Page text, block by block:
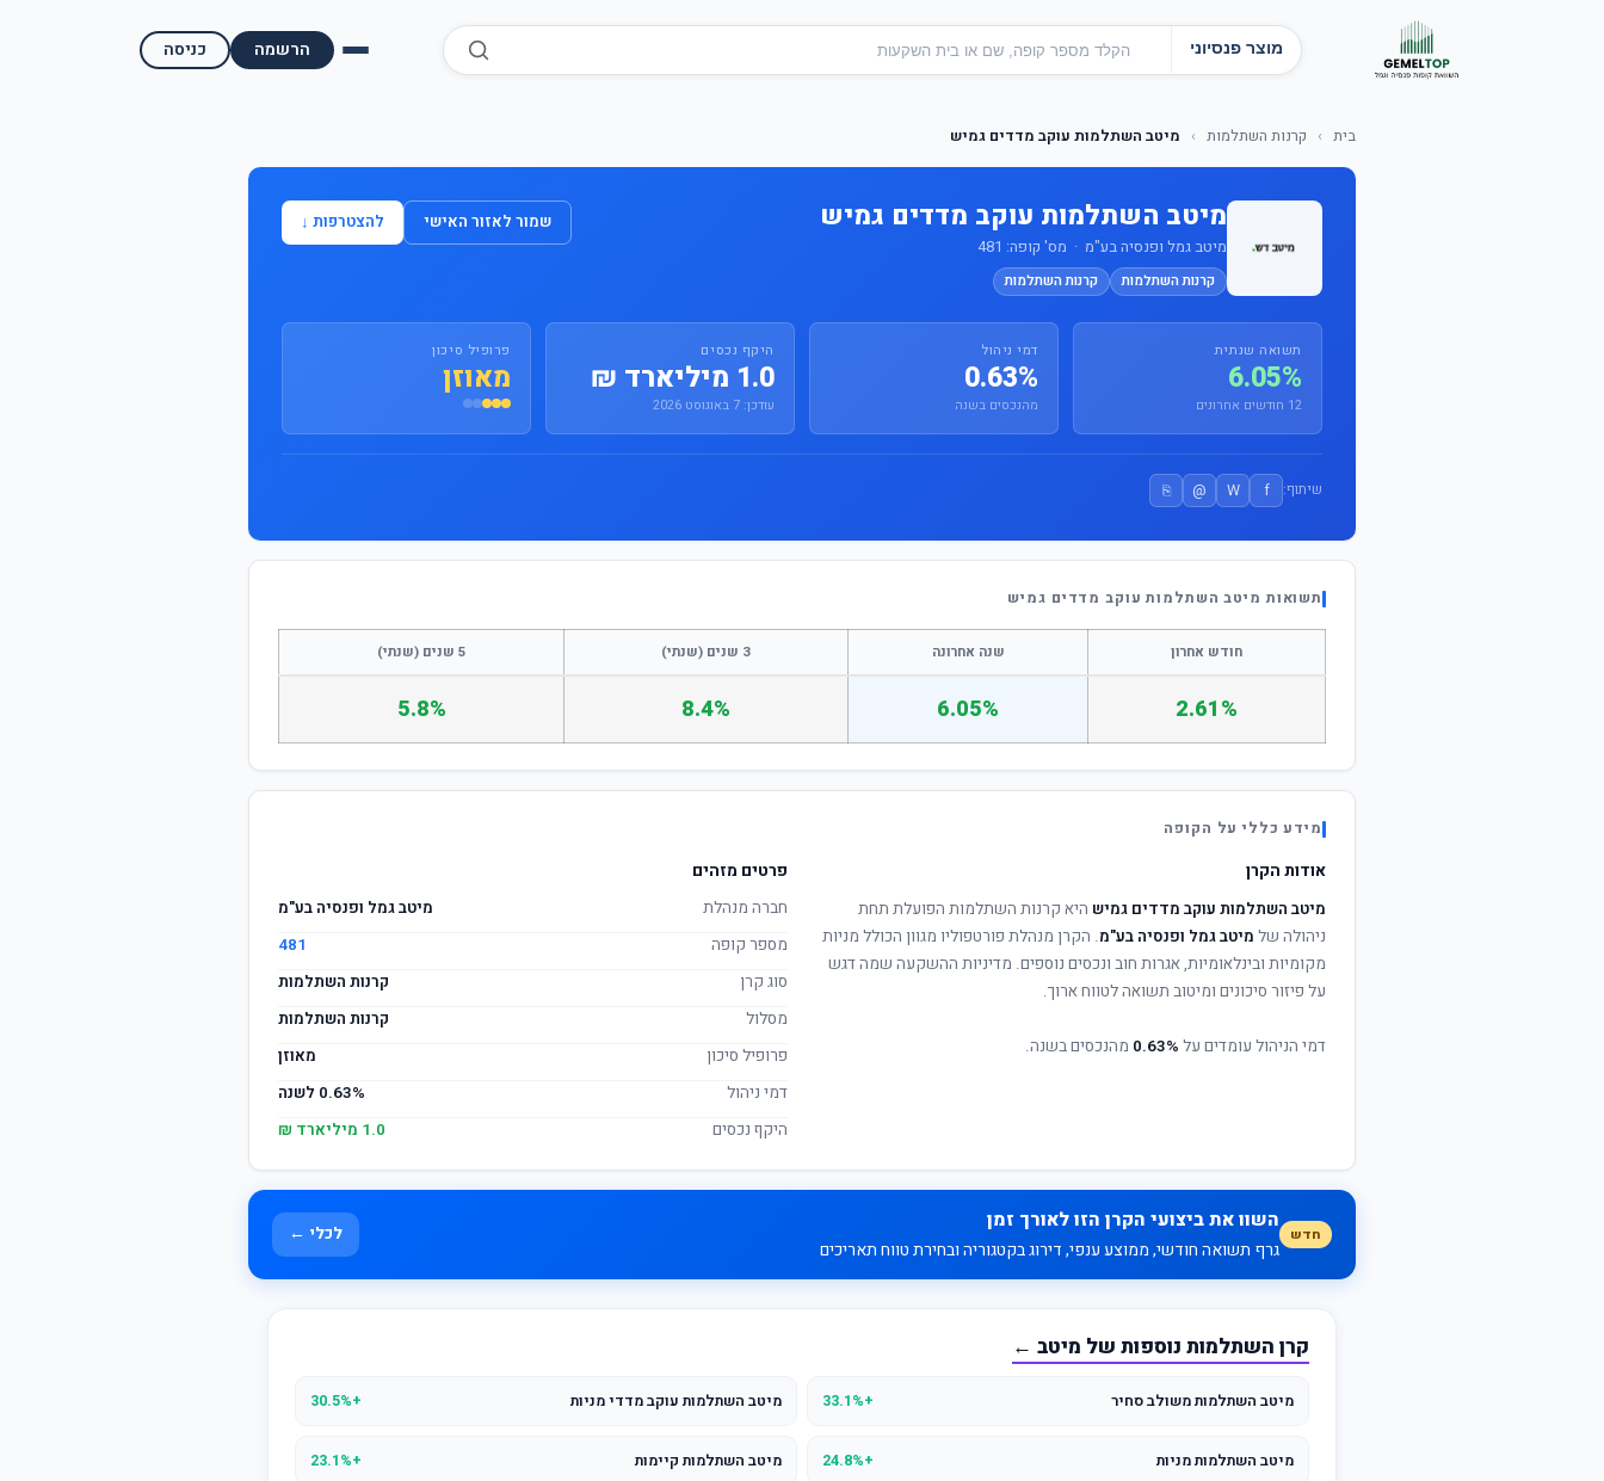
כניסה הרשמה
השוואת בתי השקעות למסחר עצמאי
מאמרים ומדריכים
מוצר פנסיוני
בית › קרנות השתלמות › מיטב השתלמות עוקב מדדים גמיש
מיטב השתלמות עוקב מדדים גמיש
מיטב גמל ופנסיה בע"מ · מס' קופה: 481
קרנות השתלמות קרנות השתלמות
שמור לאזור האישי להצטרפות ↓
תשואה שנתית
6.05%
12 חודשים אחרונים
דמי ניהול
0.63%
מהנכסים בשנה
היקף נכסים
1.0 מיליארד ₪
עודכן: 7 באוגוסט 2026
פרופיל סיכון
מאוזן
שיתוף: f
W
@
⎘
תשואות מיטב השתלמות עוקב מדדים גמיש
חודש אחרון שנה אחרונה 3 שנים (שנתי) 5 שנים (שנתי)
2.61%
6.05%
8.4%
5.8%
מידע כללי על הקופה
אודות הקרן
מיטב השתלמות עוקב מדדים גמיש היא קרנות השתלמות הפועלת תחת
ניהולה של מיטב גמל ופנסיה בע"מ. הקרן מנהלת פורטפוליו מגוון הכולל מניות
מקומיות ובינלאומיות, אגרות חוב ונכסים נוספים. מדיניות ההשקעה שמה דגש
על פיזור סיכונים ומיטוב תשואה לטווח ארוך.
דמי הניהול עומדים על 0.63% מהנכסים בשנה.
פרטים מזהים
חברה מנהלת
מיטב גמל ופנסיה בע"מ
מספר קופה
481
סוג קרן
קרנות השתלמות
מסלול
קרנות השתלמות
פרופיל סיכון
מאוזן
דמי ניהול
0.63% לשנה
היקף נכסים
1.0 מיליארד ₪
חדש
השוו את ביצועי הקרן הזו לאורך זמן
גרף תשואה חודשי, ממוצע ענפי, דירוג בקטגוריה ובחירת טווח תאריכים
לכלי ←
קרן השתלמות נוספות של מיטב ←
מיטב השתלמות משולב סחיר +33.1% מיטב השתלמות עוקב מדדי מניות +30.5%
מיטב השתלמות מניות +24.8% מיטב השתלמות קיימות +23.1%